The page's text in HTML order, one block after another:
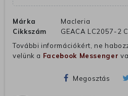
Márka
Macleria
Cikkszám
GEACA LC2057-2
További információkért, ne
velünk a Facebook Messenger
Megosztás